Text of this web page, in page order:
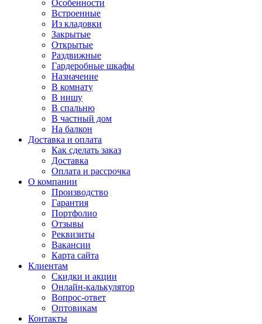
Особенности
Встроенные
Из кладовки
Закрытые
Открытые
Раздвижные
Гардеробные шкафы
Назначение
В комнату
В нишу
В спальню
В частный дом
На балкон
Доставка и оплата
Как сделать заказ
Доставка
Оплата и рассрочка
О компании
Производство
Гарантия
Портфолио
Отзывы
Реквизиты
Вакансии
Карта сайта
Клиентам
Скидки и акции
Онлайн-калькулятор
Вопрос-ответ
Оптовикам
Контакты